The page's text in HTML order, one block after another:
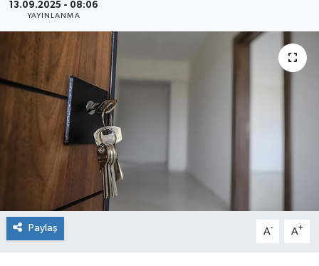
13.09.2025 - 08:06
YAYINLANMA
Paylaş A- A+
Magazin
Haber Arşivi